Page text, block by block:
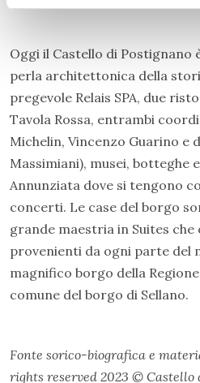
Oggi il Castello di Postignano
perla architettonica della
pregevole Relais SPA, due
Tavola Rossa, entrambi
Michelin, Vincenzo Guarino e
Massimiani), musei, botteghe
Annunziata dove si tengono
concerti. Le case del borgo
grande maestria in Suites
provenienti da ogni parte del
magnifico borgo della
comune del borgo di Sellano.
Fonte sorico-biografica e
rights reserved 2023 © Castello